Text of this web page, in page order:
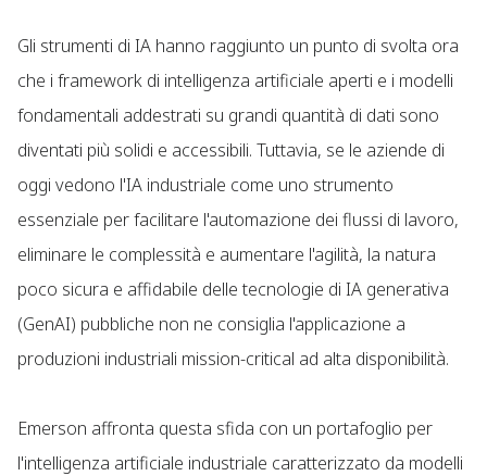
Gli strumenti di IA hanno raggiunto un punto di svolta ora
che i framework di intelligenza artificiale aperti e i modelli
fondamentali addestrati su grandi quantità di dati sono
diventati più solidi e accessibili. Tuttavia, se le aziende di
oggi vedono l'IA industriale come uno strumento
essenziale per facilitare l'automazione dei flussi di lavoro,
eliminare le complessità e aumentare l'agilità, la natura
poco sicura e affidabile delle tecnologie di IA generativa
(GenAI) pubbliche non ne consiglia l'applicazione a
produzioni industriali mission-critical ad alta disponibilità.
Emerson affronta questa sfida con un portafoglio per
l'intelligenza artificiale industriale caratterizzato da modelli